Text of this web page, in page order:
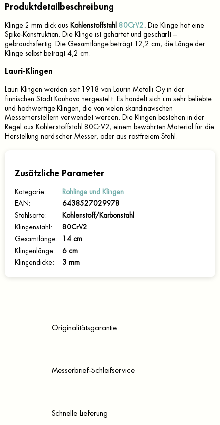
Produktdetailbeschreibung
Klinge 2 mm dick aus Kohlenstoffstahl 80CrV2 . Die Klinge hat eine
Spike-Konstruktion. Die Klinge ist gehärtet und geschärft –
gebrauchsfertig. Die Gesamtlänge beträgt 12,2 cm, die Länge der
Klinge selbst beträgt 4,2 cm.
Lauri-Klingen
Lauri Klingen werden seit 1918 von Laurin Metalli Oy in der
finnischen Stadt Kauhava hergestellt. Es handelt sich um sehr beliebte
und hochwertige Klingen, die von vielen skandinavischen
Messerherstellern verwendet werden. Die Klingen bestehen in der
Regel aus Kohlenstoffstahl 80CrV2, einem bewährten Material für die
Herstellung nordischer Messer, oder aus rostfreiem Stahl.
Zusätzliche Parameter
Kategorie:
Rohlinge und Klingen
EAN :
6438527029978
Stahlsorte:
Kohlenstoff/Karbonstahl
Klingenstahl :
80CrV2
Gesamtlänge:
14 cm
Klingenlänge:
6 cm
Klingendicke: 3 mm
Originalitätsgarantie
Messerbrief-Schleifservice
Schnelle Lieferung